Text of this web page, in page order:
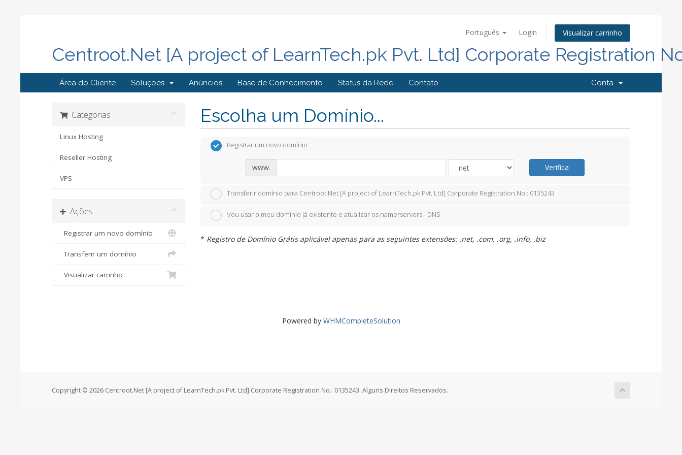
Português Login Visualizar carrinho
Centroot.Net [A project of LearnTech.pk Pvt. Ltd] Corporate Registration
Área do Cliente Soluções Anúncios Base de Conhecimento Status da Rede Contato Conta
Categorias
Linux Hosting
Reseller Hosting
VPS
Ações
Registrar um novo domínio
Transferir um domínio
Visualizar carrinho
Escolha um Domínio...
Registrar um novo domínio
www. Verifica
Transferir domínio para Centroot.Net [A project of LearnTech.pk Pvt. Ltd] Corporate Registration No.: 0135243
Vou usar o meu domínio já existente e atualizar os namerservers - DNS
* Registro de Domínio Grátis aplicável apenas para as seguintes extensões: .net, .com, .org, .info, .biz
Powered by WHMCompleteSolution
Copyright © 2026 Centroot.Net [A project of LearnTech.pk Pvt. Ltd] Corporate Registration No.: 0135243. Alguns Direitos Reservados.